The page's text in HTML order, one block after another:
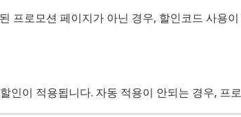
프로모션 페이지가 아닌 경우, 할인코드 사용
인이 적용됩니다. 자동 적용이 안되는 경우, 프